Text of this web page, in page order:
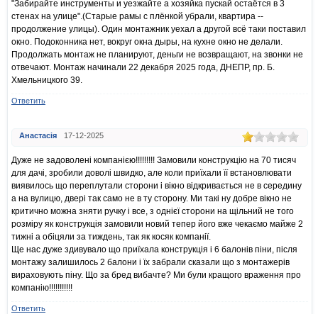
"Забирайте инструменты и уезжайте а хозяйка пускай остаётся в 3
стенах на улице".(Старые рамы с плёнкой убрали, квартира --
продолжение улицы). Один монтажник уехал а другой всё таки поставил
окно. Подоконника нет, вокруг окна дыры, на кухне окно не делали.
Продолжать монтаж не планируют, деньги не возвращают, на звонки не
отвечают. Монтаж начинали 22 декабря 2025 года, ДНЕПР, пр. Б.
Хмельницкого 39.
Ответить
Анастасія 17-12-2025
Дуже не задоволені компанією!!!!!!!!! Замовили конструкцію на 70 тисяч
для дачі, зробили доволі швидко, але коли приїхали її встановлювати
виявилось що переплутали сторони і вікно відкривається не в середину
а на вулицю, двері так само не в ту сторону. Ми такі ну добре вікно не
критично можна зняти ручку і все, з однієї сторони на щільний не того
розміру як конструкція замовили новий тепер його вже чекаємо майже 2
тижні а обіцяли за тиждень, так як косяк компанії.
Ще нас дуже здивувало що приїхала конструкція і 6 балонів піни, після
монтажу залишилось 2 балони і їх забрали сказали що з монтажерів
вираховують піну. Що за бред вибачте? Ми були кращого враження про
компанію!!!!!!!!!!!
Ответить